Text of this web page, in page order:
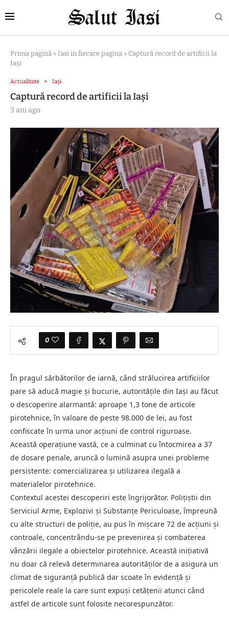
Prima pagină » Iasi in fiecare pagina » Captură record de artificii la
Iași
Actualitate Iași
Captură record de artificii la Iași
3 ani ago
0
În pragul sărbătorilor de iarnă, când strălucirea artificiilor
pare să aducă magie și bucurie, autoritățile din Iași au făcut
o descoperire alarmantă: aproape 1,3 tone de articole
pirotehnice, în valoare de peste 98.000 de lei, au fost
confiscate în urma unor acțiuni de control riguroase.
Această operațiune vastă, ce a culminat cu întocmirea a 37
de dosare penale, aruncă o lumină asupra unei probleme
persistente: comercializarea și utilizarea ilegală a
materialelor pirotehnice.
Contextul acestei descoperiri este îngrijorător. Polițiștii din
Serviciul Arme, Explozivi și Substanțe Periculoase, împreună
cu alte structuri de poliție, au pus în mișcare 72 de acțiuni și
controale, concentrându-se pe prevenirea și combaterea
vânzării ilegale a obiectelor pirotehnice. Această inițiativă
nu doar că relevă determinarea autorităților de a asigura un
climat de siguranță publică dar scoate în evidență și
pericolele reale la care sunt expuși cetățenii atunci când
astfel de articole sunt folosite necorespunzător.